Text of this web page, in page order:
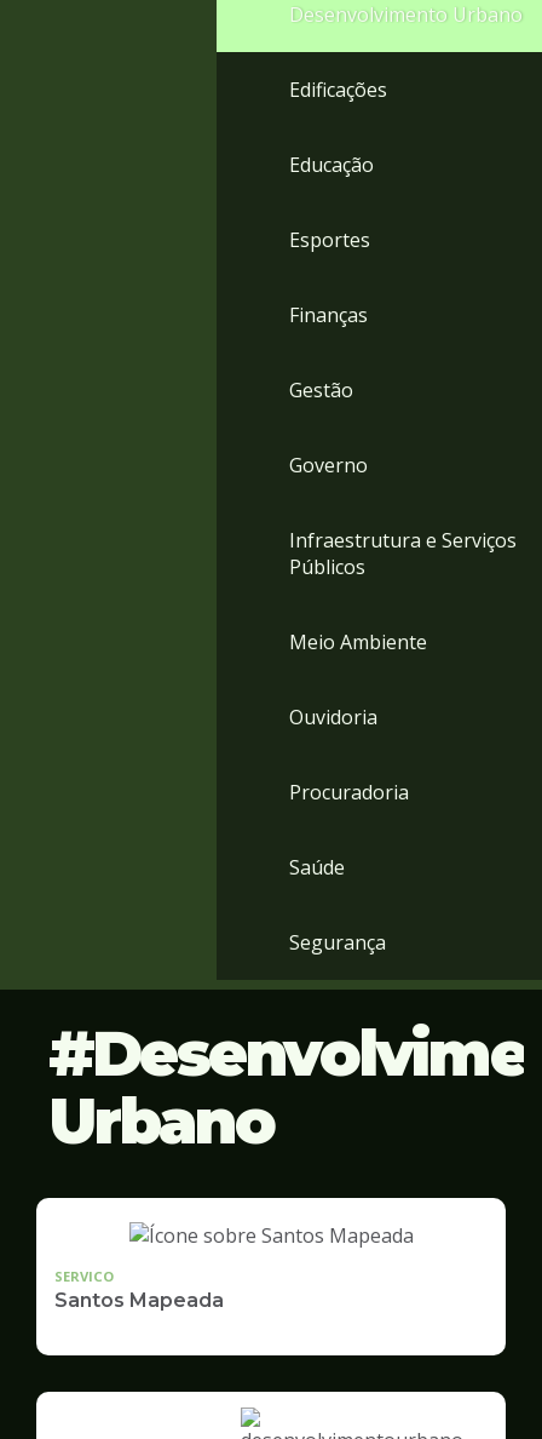
Desenvolvimento Urbano
Edificações
Educação
Esportes
Finanças
Gestão
Governo
Infraestrutura e Serviços
Públicos
Meio Ambiente
Ouvidoria
Procuradoria
Saúde
Segurança
Urbano
SERVICO
Santos Mapeada